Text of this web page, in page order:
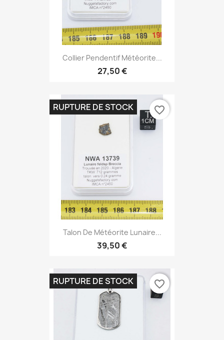
Collier Pendentif Météorite...
27,50 €
Talon De Météorite Lunaire...
39,50 €
RUPTURE DE STOCK favorite_border
RUPTURE DE STOCK favorite_border